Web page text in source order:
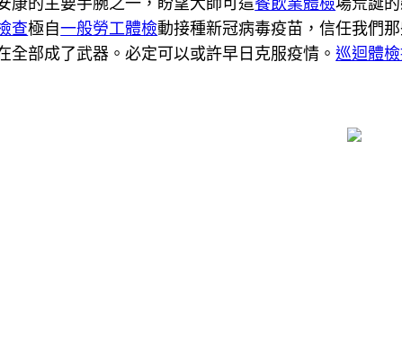
查極自一般勞工體檢動接種新冠病毒疫苗，信任我們
全部成了武器。必定可以或許早日克服疫情。巡迴體